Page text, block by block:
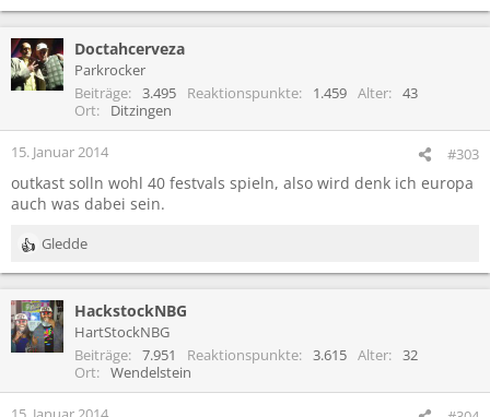
Doctahcerveza
Parkrocker
Beiträge
3.495 Reaktionspunkte 1.459 Alter
43
Ort
Ditzingen
15. Januar 2014 #303
outkast solln wohl 40 festvals spieln, also wird denk ich europa
auch was dabei sein.
R
e
k
t
i
n
e
Gledde
HackstockNBG
HartStockNBG
Beiträge
7.951 Reaktionspunkte 3.615 Alter
32
Ort
Wendelstein